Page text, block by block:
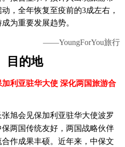
，全年恢复至疫前的3成左右，
为重要发展趋势。
——YoungForYou旅行
目的地
利亚驻华大使 深化两国旅游合
旭会见保加利亚驻华大使波罗
两国传统友好，两国战略伙伴
作成果丰硕。近年来，中保文